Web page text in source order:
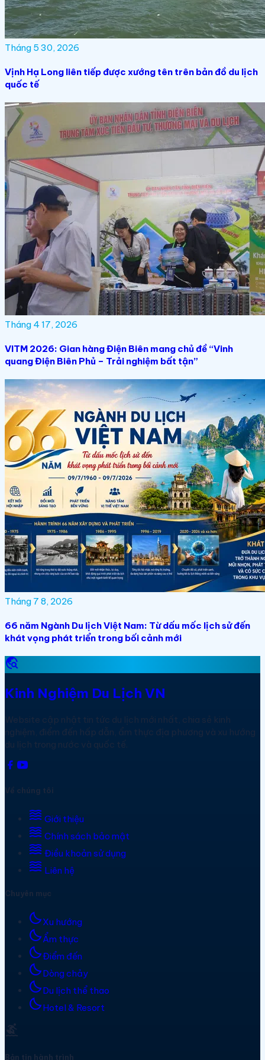
Tháng 5 30, 2026
Vịnh Hạ Long liên tiếp được xướng tên trên bản đồ du lịch
quốc tế
Tháng 4 17, 2026
VITM 2026: Gian hàng Điện Biên mang chủ đề “Vinh
quang Điện Biên Phủ – Trải nghiệm bất tận”
Tháng 7 8, 2026
66 năm Ngành Du lịch Việt Nam: Từ dấu mốc lịch sử đến
khát vọng phát triển trong bối cảnh mới
travel_explore
Kinh Nghiệm Du Lịch VN
Website cập nhật tin tức du lịch mới nhất, chia sẻ kinh
nghiệm, điểm đến hấp dẫn, ẩm thực địa phương và xu hướng
du lịch trong nước và quốc tế.
Về chúng tôi
waves Giới thiệu
waves Chính sách bảo mật
waves Điều khoản sử dụng
waves Liên hệ
Chuyên mục
bedtimeXu hướng
bedtimeẨm thực
bedtimeĐiểm đến
bedtimeDòng chảy
bedtimeDu lịch thể thao
bedtimeHotel & Resort
surfing
Bản tin hành trình